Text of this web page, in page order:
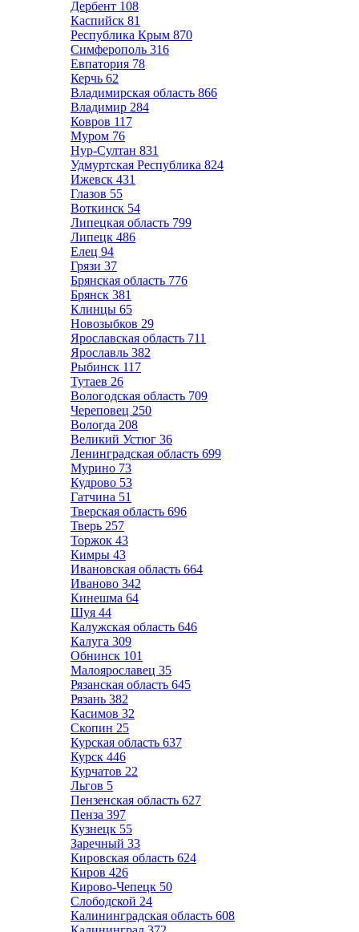
Дербент 108
Каспийск 81
Республика Крым 870
Симферополь 316
Евпатория 78
Керчь 62
Владимирская область 866
Владимир 284
Ковров 117
Муром 76
Нур-Султан 831
Удмуртская Республика 824
Ижевск 431
Глазов 55
Воткинск 54
Липецкая область 799
Липецк 486
Елец 94
Грязи 37
Брянская область 776
Брянск 381
Клинцы 65
Новозыбков 29
Ярославская область 711
Ярославль 382
Рыбинск 117
Тутаев 26
Вологодская область 709
Череповец 250
Вологда 208
Великий Устюг 36
Ленинградская область 699
Мурино 73
Кудрово 53
Гатчина 51
Тверская область 696
Тверь 257
Торжок 43
Кимры 43
Ивановская область 664
Иваново 342
Кинешма 64
Шуя 44
Калужская область 646
Калуга 309
Обнинск 101
Малоярославец 35
Рязанская область 645
Рязань 382
Касимов 32
Скопин 25
Курская область 637
Курск 446
Курчатов 22
Льгов 5
Пензенская область 627
Пенза 397
Кузнецк 55
Заречный 33
Кировская область 624
Киров 426
Кирово-Чепецк 50
Слободской 24
Калининградская область 608